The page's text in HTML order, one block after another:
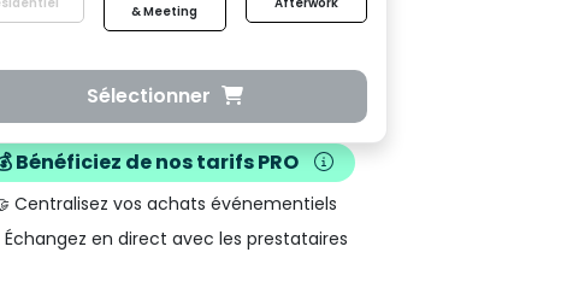
& Meeting
Sélectionner
Bénéficiez de nostarifs PRO
Centralisez vos achats événementiels
Échangez en direct avec les prestataires